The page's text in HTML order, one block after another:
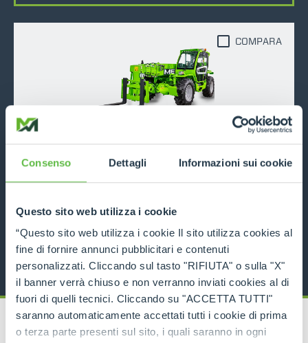
Consenso Dettagli Informazioni sui cookie
Questo sito web utilizza i cookie
“Questo sito web utilizza i cookie Il sito utilizza cookies al
fine di fornire annunci pubblicitari e contenuti
personalizzati. Cliccando sul tasto "RIFIUTA" o sulla "X"
il banner verrà chiuso e non verranno inviati cookies al di
fuori di quelli tecnici. Cliccando su "ACCETTA TUTTI"
saranno automaticamente accettati tutti i cookie di prima
o terza parte presenti sul sito, i quali saranno in ogni
P50.18
DESCUBRE
COMPARA
FICHA TÉCNICA